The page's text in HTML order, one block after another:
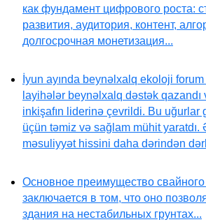
как фундамент цифрового роста:
развития, аудитория, контент,
долгосрочная монетизация...
İyun ayında beynəlxalq ekoloji
layihələr beynəlxalq dəstək qazandı
inkişafın liderinə çevrildi. Bu uğurlar
üçün təmiz və sağlam mühit
məsuliyyət hissini daha dərindən
Основное преимущество
заключается в том, что оно
здания на нестабильных грунтах...